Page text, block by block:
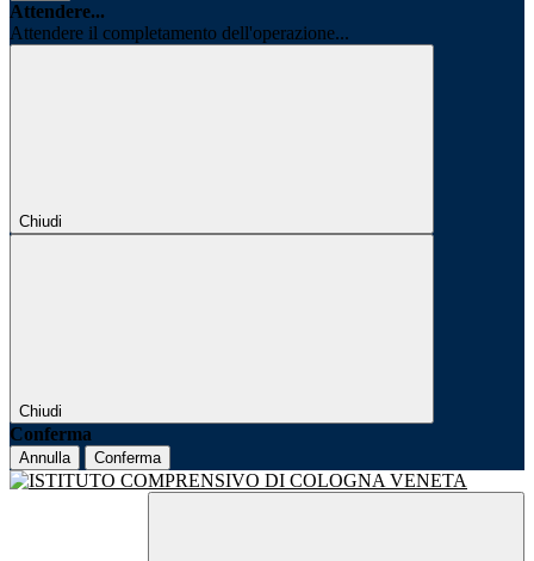
Attendere...
Attendere il completamento dell'operazione...
Chiudi
Chiudi
Conferma
Annulla Conferma